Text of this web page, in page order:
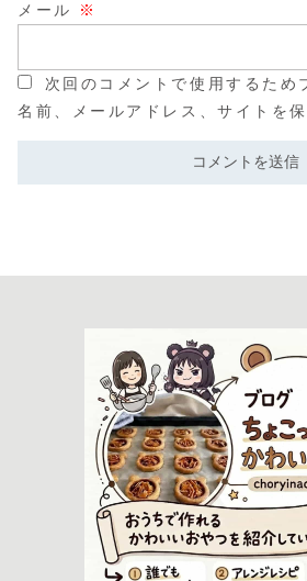
メール ※
次回のコメントで使用するため
名前、メールアドレス、サイトを保